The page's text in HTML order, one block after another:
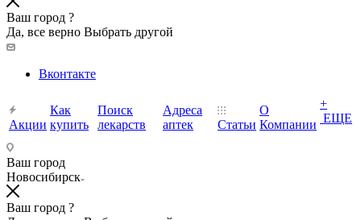
Ваш город ?
Да, все верно Выбрать другой
Вконтакте
Акции
Как
купить
Поиск
лекарств
Адреса
аптек
Статьи
О
Компании
+
ЕЩЕ
Ваш город
Новосибирск
Ваш город ?